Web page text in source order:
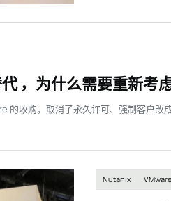
，为什么需要重新考
的收购，取消了永久许可、强制客户
Nutanix VMware